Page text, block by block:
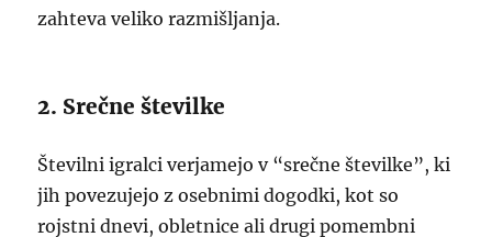
zahteva veliko razmišljanja.
2. Srečne številke
Številni igralci verjamejo v “srečne številke”, ki
jih povezujejo z osebnimi dogodki, kot so
rojstni dnevi, obletnice ali drugi pomembni